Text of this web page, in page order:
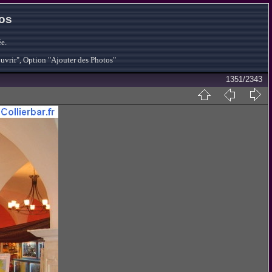
Option "Ajouter des Photos"
1351/2343